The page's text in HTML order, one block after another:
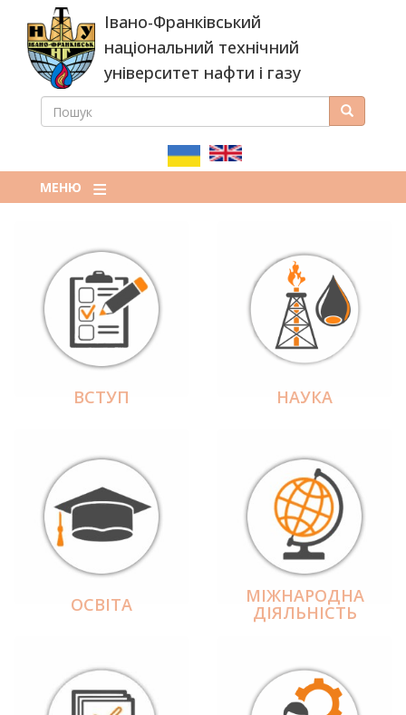
основного
вмісту
Івано-Франківський
національний технічний
університет нафти і газу
ПОШУКОВА
ПОШУК Пошук
МЕНЮ
ВСТУП НАУКА
ОСВІТА МІЖНАРОДНА
ДІЯЛЬНІCТЬ